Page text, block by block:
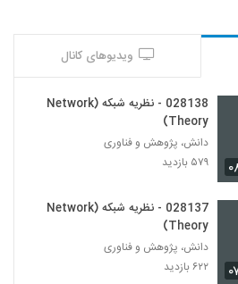
028138 - نظریه شبکه (Network Theory)
028139 - پیچیدگی اجتماعی (Social
Complexity)
ویدیوهای کانال
028138 - نظریه شبکه (Network
Theory)
دانش، پژوهش و فناوری
۵۷۹ بازدید
028137 - نظریه شبکه (Network
Theory)
دانش، پژوهش و فناوری
۶۲۲ بازدید